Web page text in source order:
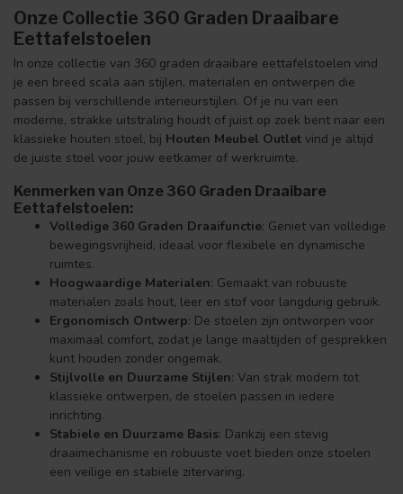
Onze Collectie 360 Graden Draaibare
Eettafelstoelen
In onze collectie van 360 graden draaibare eettafelstoelen vind
je een breed scala aan stijlen, materialen en ontwerpen die
passen bij verschillende interieurstijlen. Of je nu van een
moderne, strakke uitstraling houdt of juist op zoek bent naar een
klassieke houten stoel, bij Houten Meubel Outlet vind je altijd
de juiste stoel voor jouw eetkamer of werkruimte.
Kenmerken van Onze 360 Graden Draaibare
Eettafelstoelen:
Volledige 360 Graden Draaifunctie: Geniet van volledige
bewegingsvrijheid, ideaal voor flexibele en dynamische
ruimtes.
Hoogwaardige Materialen: Gemaakt van robuuste
materialen zoals hout, leer en stof voor langdurig gebruik.
Ergonomisch Ontwerp: De stoelen zijn ontworpen voor
maximaal comfort, zodat je lange maaltijden of gesprekken
kunt houden zonder ongemak.
Stijlvolle en Duurzame Stijlen: Van strak modern tot
klassieke ontwerpen, de stoelen passen in iedere
inrichting.
Stabiele en Duurzame Basis: Dankzij een stevig
draaimechanisme en robuuste voet bieden onze stoelen
een veilige en stabiele zitervaring.